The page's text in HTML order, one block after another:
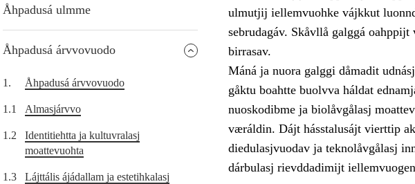
Åhpadusá ulmme
Åhpadusá árvvovuodo
1. Åhpadusá árvvovuodo
1.1 Almasjárvvo
1.2
Identitiehtta ja kultuvralasj
moattevuohta
1.3
Lájttális ájádallam ja estetihkalasj
ulmutjij iellemvuohke vájkkut
sebrudagáv. Skåvllå galggá
birrasav.
Máná ja nuora galggi dåmadit
gåktu boahtte buolvva háldat
nuoskodibme ja biolåvgålasj
væráldin. Dájt hásstalusájt vierttip
diedulasjvuodav ja teknolåvgålasj
dárbulasj rievddadimijt